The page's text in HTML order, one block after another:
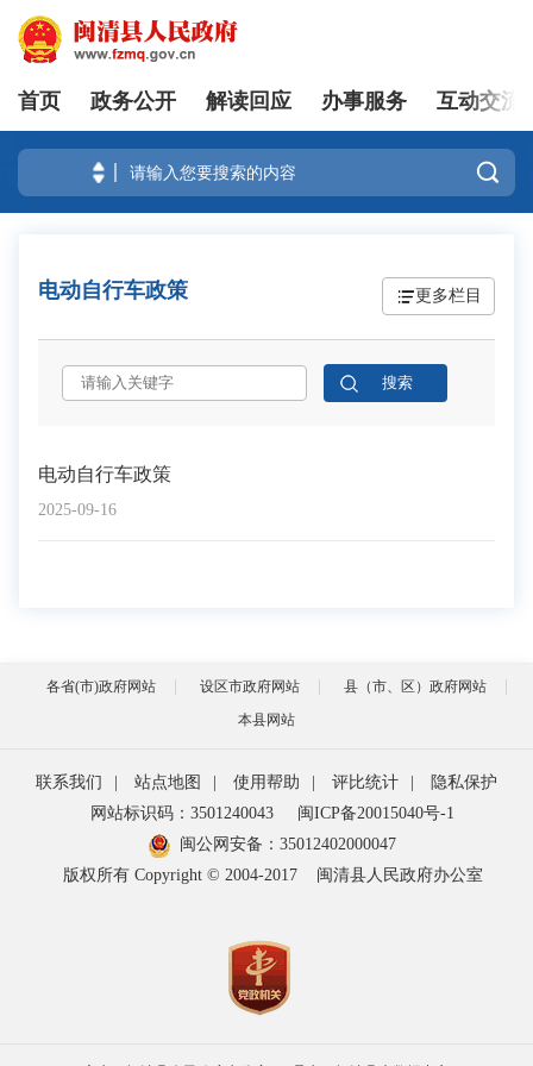
登录
首页 政务公开 解读回应 办事服务 互动交流

电动自行车政策 更多栏目
2025-09-16
电动自行车政策
各省(市)政府网站 设区市政府网站
县（市、区）政府网站
本县网站
联系我们 站点地图 使用帮助 评比统计
隐私保护
网站标识码：3501240043
闽ICP备20015040号-1
闽公网安备： 35012402000047
版权所有 Copyright © 2004-2017
闽清县人民政府办公室